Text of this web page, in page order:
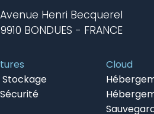
Avenue Henri Becquerel
BONDUES - FRANCE
Stockage
Cloud